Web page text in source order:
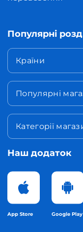
Популярні
Країни
Популярні
Категорії
Наш додаток
App Store Google Play